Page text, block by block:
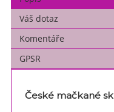
Váš dotaz
Komentáře
GPSR
České mačkané